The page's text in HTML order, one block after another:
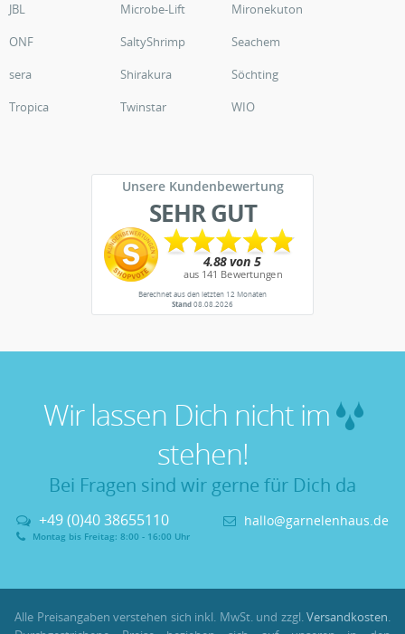
JBL
Microbe-Lift
Mironekuton
ONF
SaltyShrimp
Seachem
sera
Shirakura
Söchting
Tropica
Twinstar WIO
Unsere Kundenbewertung
SEHR GUT
Berechnet aus den letzten 12 Monaten
Stand08.08.2026
Wir lassen Dich nicht im
stehen!
Bei Fragen sind wir gerne für Dich da
+49 (0)40 38655110
Montag bis Freitag: 8:00 - 16:00 Uhr
hallo@garnelenhaus.de
Alle Preisangaben verstehen sich inkl. MwSt. und zzgl.Versandkosten.